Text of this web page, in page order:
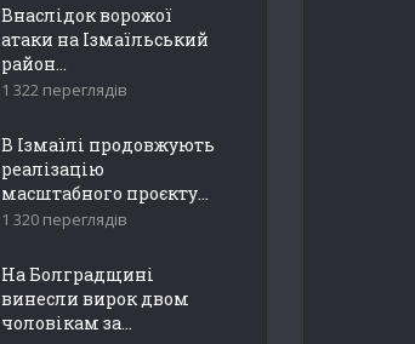
Внаслідок ворожої
атаки на Ізмаїльський
район...
1 322 переглядів
В Ізмаїлі продовжують
реалізацію
масштабного проєкту...
1 320 переглядів
На Болградщині
винесли вирок двом
чоловікам за...